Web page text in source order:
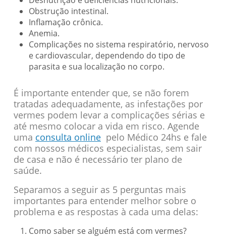
Obstrução intestinal.
Inflamação crônica.
Anemia.
Complicações no sistema respiratório, nervoso
e cardiovascular, dependendo do tipo de
parasita e sua localização no corpo.
É importante entender que, se não forem
tratadas adequadamente, as infestações por
vermes podem levar a complicações sérias e
até mesmo colocar a vida em risco. Agende
uma consulta onlinepelo Médico 24hs e fale
com nossos médicos especialistas, sem sair
de casa e não é necessário ter plano de
saúde.
Separamos a seguir as 5 perguntas mais
importantes para entender melhor sobre o
problema e as respostas à cada uma delas:
Como saber se alguém está com vermes?